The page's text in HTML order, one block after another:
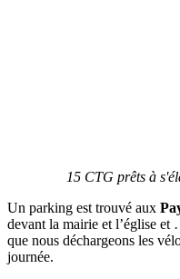
15 CTG prêts à
Un parking est trouvé aux
devant la mairie et l’église
que nous déchargeons les
journée.